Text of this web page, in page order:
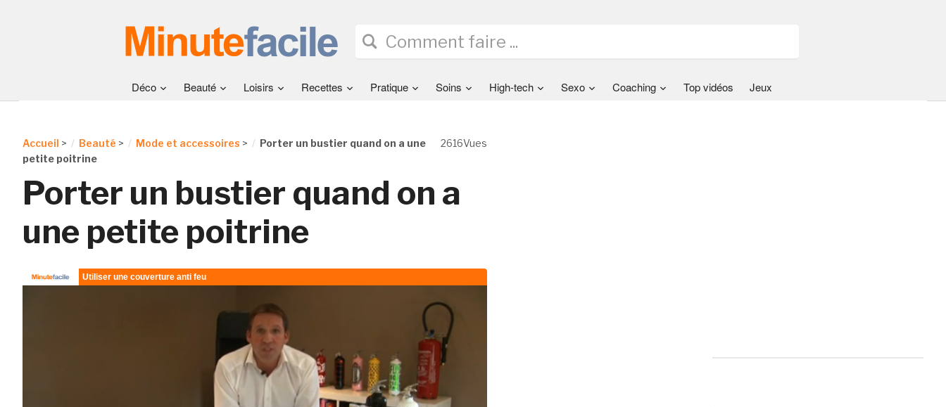
Déco Beauté Loisirs Recettes Pratique Soins High-tech Sexo Coaching Top vidéos Jeux
2616Vues
Accueil > Beauté > Mode et accessoires >
Porter un bustier quand on a une
petite poitrine
Porter un bustier quand on a
une petite poitrine